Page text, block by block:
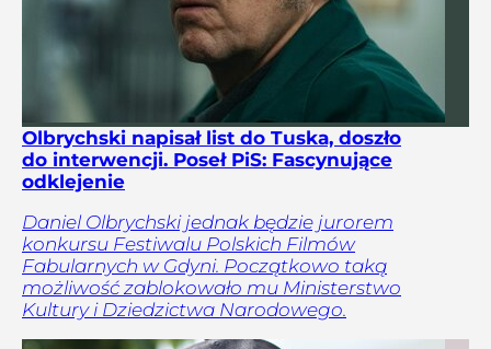
Olbrychski napisał list do Tuska, doszło
do interwencji. Poseł PiS: Fascynujące
odklejenie
Daniel Olbrychski jednak będzie jurorem
konkursu Festiwalu Polskich Filmów
Fabularnych w Gdyni. Początkowo taką
możliwość zablokowało mu Ministerstwo
Kultury i Dziedzictwa Narodowego.